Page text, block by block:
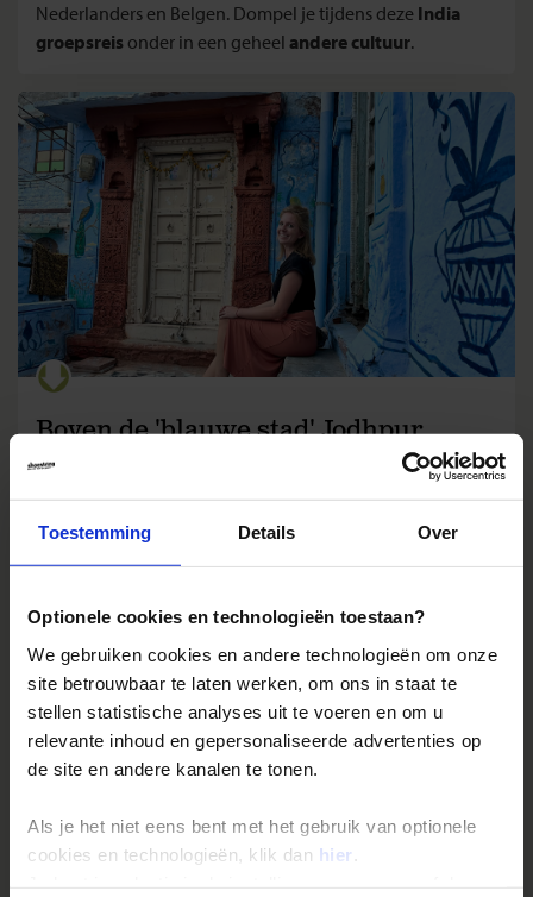
Toestemming Details Over
Optionele cookies en technologieën toestaan?
We gebruiken cookies en andere technologieën om onze
site betrouwbaar te laten werken, om ons in staat te
stellen statistische analyses uit te voeren en om u
relevante inhoud en gepersonaliseerde advertenties op
de site en andere kanalen te tonen.
Als je het niet eens bent met het gebruik van optionele
cookies en technologieën, klik dan hier
Nederlanders en Belgen. Dompel je tijdens deze India
groepsreis onder in een geheel andere cultuur.
Boven de 'blauwe stad' Jodhpur
rijst het enorme
. Het is lekker slenteren
over de markten; imponerend met al diekleuren en
geuren.